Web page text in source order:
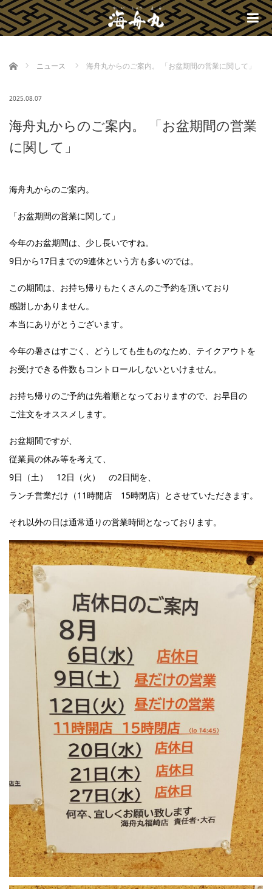
ホーム ニュース 海舟丸からのご案内。 「お盆期間の営業に関して」
2025.08.07
海舟丸からのご案内。 「お盆期間の営業
に関して」
海舟丸からのご案内。
「お盆期間の営業に関して」
今年のお盆期間は、少し長いですね。
9日から17日までの9連休という方も多いのでは。
この期間は、お持ち帰りもたくさんのご予約を頂いており
感謝しかありません。
本当にありがとうございます。
今年の暑さはすごく、どうしても生ものなため、テイクアウトを
お受けできる件数もコントロールしないといけません。
お持ち帰りのご予約は先着順となっておりますので、お早目の
ご注文をオススメします。
お盆期間ですが、
従業員の休み等を考えて、
9日（土） 12日（火） の2日間を、
ランチ営業だけ（11時開店 15時閉店）とさせていただきます。
それ以外の日は通常通りの営業時間となっております。